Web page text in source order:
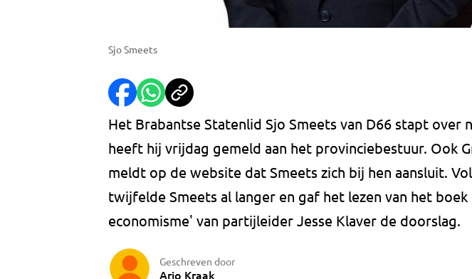
Sjo Smeets
Het Brabantse Statenlid Sjo Smeets van D66 stapt over
heeft hij vrijdag gemeld aan het provinciebestuur. Ook
meldt op de website dat Smeets zich bij hen aansluit.
twijfelde Smeets al langer en gaf het lezen van het
economisme' van partijleider Jesse Klaver de doorslag.
Geschreven door
Arjo Kraak